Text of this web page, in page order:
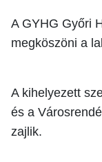
A GYHG Győri
megköszöni a
A kihelyezett
és a
zajlik.